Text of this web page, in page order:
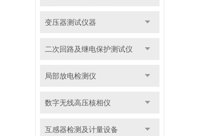
变压器测试仪器
二次回路及继电保护测试仪
局部放电检测仪
数字无线高压核相仪
互感器检测及计量设备